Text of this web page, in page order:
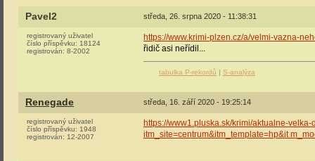
Pavel2 středa, 26. srpna 2020 - 11:38:31
registrovaný uživatel
číslo příspěvku: 18124
registrován: 8-2002
https://www.krimi-plzen.cz/a/velmi-vazna-
řidič asi neřídil...
tabulka P-rekordů | S-analýza
Renegade středa, 16. září 2020 - 19:25:14
registrovaný uživatel
číslo příspěvku: 1948
registrován: 12-2007
https://www1.pluska.sk/krimi/aktualne-
itm_site=centrum&itm_template=hp&it